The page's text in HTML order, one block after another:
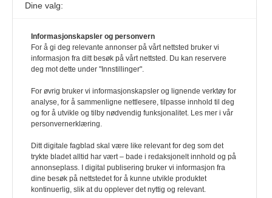
117,8 millioner er på flukt, en nedgang fra forrige
1. august 2026
Ville ha tilsvart verdens trettende største land i folketall. For å lese
denne må du ha abonnement Logg inn her Ny abonnent? Velg
også egne abonnementer for biblioteker og bedrifter.
Redaksjonen
Dine valg:
Informasjonskapsler og personvern
For å gi deg relevante annonser på vårt nettsted bruker vi
informasjon fra ditt besøk på vårt nettsted. Du kan reservere
deg mot dette under "Innstillinger".
For øvrig bruker vi informasjonskapsler og lignende verktøy for
analyse, for å sammenligne nettlesere, tilpasse innhold til deg
og for å utvikle og tilby nødvendig funksjonalitet. Les mer i vår
personvernerklæring.
Ditt digitale fagblad skal være like relevant for deg som det
trykte bladet alltid har vært – bade i redaksjonelt innhold og på
annonseplass. I digital publisering bruker vi informasjon fra
dine besøk på nettstedet for å kunne utvikle produktet
kontinuerlig, slik at du opplever det nyttig og relevant.